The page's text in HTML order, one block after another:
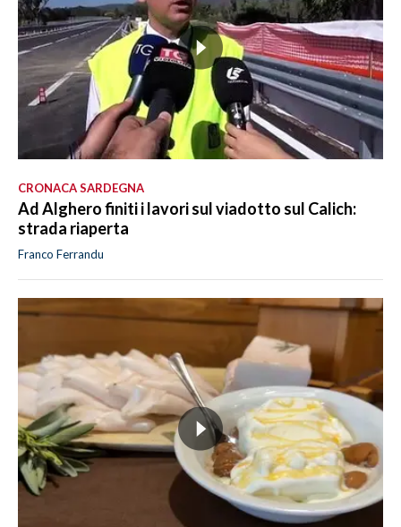
CRONACA SARDEGNA
Ad Alghero finiti i lavori sul viadotto sul Calich:
strada riaperta
Franco Ferrandu